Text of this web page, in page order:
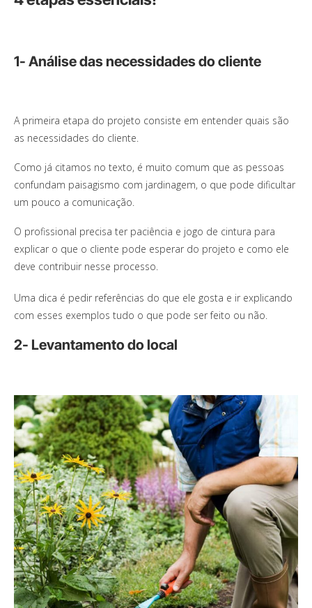
1- Análise das necessidades do cliente
A primeira etapa do projeto consiste em entender quais são
as necessidades do cliente.
Como já citamos no texto, é muito comum que as pessoas
confundam paisagismo com jardinagem, o que pode dificultar
um pouco a comunicação.
O profissional precisa ter paciência e jogo de cintura para
explicar o que o cliente pode esperar do projeto e como ele
deve contribuir nesse processo.
Uma dica é pedir referências do que ele gosta e ir explicando
com esses exemplos tudo o que pode ser feito ou não.
2- Levantamento do local